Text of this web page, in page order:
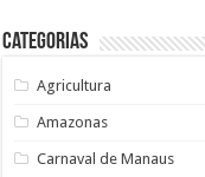
Categorias
Agricultura
Amazonas
Carnaval de Manaus